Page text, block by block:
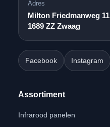
Adres
Milton Friedmanweg 11
1689 ZZ Zwaag
Facebook Instagram
Assortiment
Infrarood panelen